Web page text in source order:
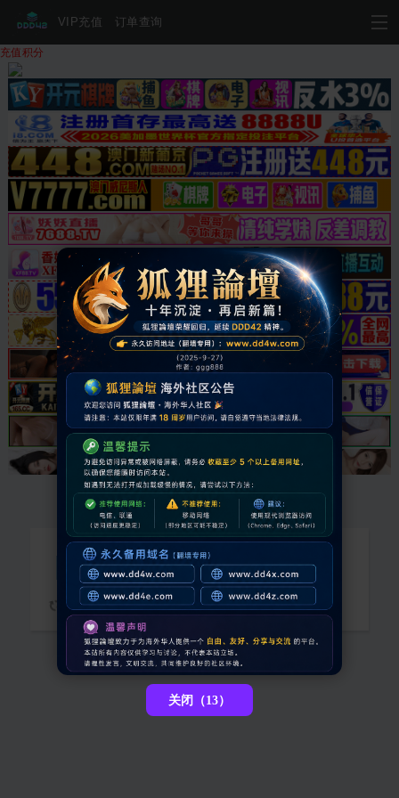
VIP充值 订单查询
充值积分
抱歉，您需要登录后才能查看
请稍候...
关闭（13）